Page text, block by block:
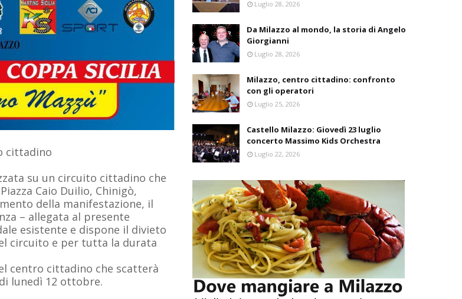
cittadino
su un circuito cittadino che
Caio Duilio, Chinigò,
della manifestazione, il
– allegata al presente
esistente e dispone il divieto
circuito e per tutta la durata
centro cittadino che scatterà
lunedì 12 ottobre.
Luglio 28, 2026
Da Milazzo al mondo, la storia di Angelo
Giorgianni
Luglio 28, 2026
Milazzo, centro cittadino: confronto
con gli operatori
Luglio 25, 2026
Castello Milazzo: Giovedì 23 luglio
concerto Massimo Kids Orchestra
Luglio 22, 2026